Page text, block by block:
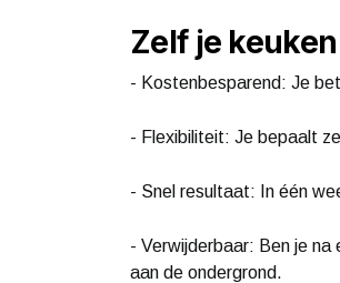
Zelf je
- Kostenbesparend: Je
- Flexibiliteit: Je bepaalt
- Snel resultaat: In één
- Verwijderbaar: Ben je
aan de ondergrond.